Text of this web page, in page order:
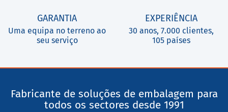
GARANTIA
Uma equipa no terreno ao
seu serviço
EXPERIÊNCIA
30 anos, 7.000 clientes,
105 países
Fabricante de soluções de embalagem para
todos os sectores desde 1991